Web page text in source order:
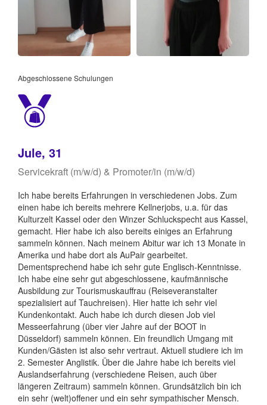
Abgeschlossene Schulungen
Jule, 31
Servicekraft (m/w/d) & Promoter/in (m/w/d)
Ich habe bereits Erfahrungen in verschiedenen Jobs. Zum
einen habe ich bereits mehrere Kellnerjobs, u.a. für das
Kulturzelt Kassel oder den Winzer Schluckspecht aus Kassel,
gemacht. Hier habe ich also bereits einiges an Erfahrung
sammeln können. Nach meinem Abitur war ich 13 Monate in
Amerika und habe dort als AuPair gearbeitet.
Dementsprechend habe ich sehr gute Englisch-Kenntnisse.
Ich habe eine sehr gut abgeschlossene, kaufmännische
Ausbildung zur Tourismuskauffrau (Reiseveranstalter
spezialisiert auf Tauchreisen). Hier hatte ich sehr viel
Kundenkontakt. Auch habe ich durch diesen Job viel
Messeerfahrung (über vier Jahre auf der BOOT in
Düsseldorf) sammeln können. Ein freundlich Umgang mit
Kunden/Gästen ist also sehr vertraut. Aktuell studiere ich im
2. Semester Anglistik. Über die Jahre habe ich bereits viel
Auslandserfahrung (verschiedene Reisen, auch über
längeren Zeitraum) sammeln können. Grundsätzlich bin ich
ein sehr (welt)offener und ein sehr sympathischer Mensch.